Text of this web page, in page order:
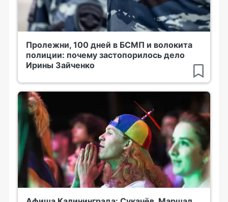
Пролежни, 100 дней в БСМП и волокита
полиции: почему застопорилось дело
Ирины Зайченко